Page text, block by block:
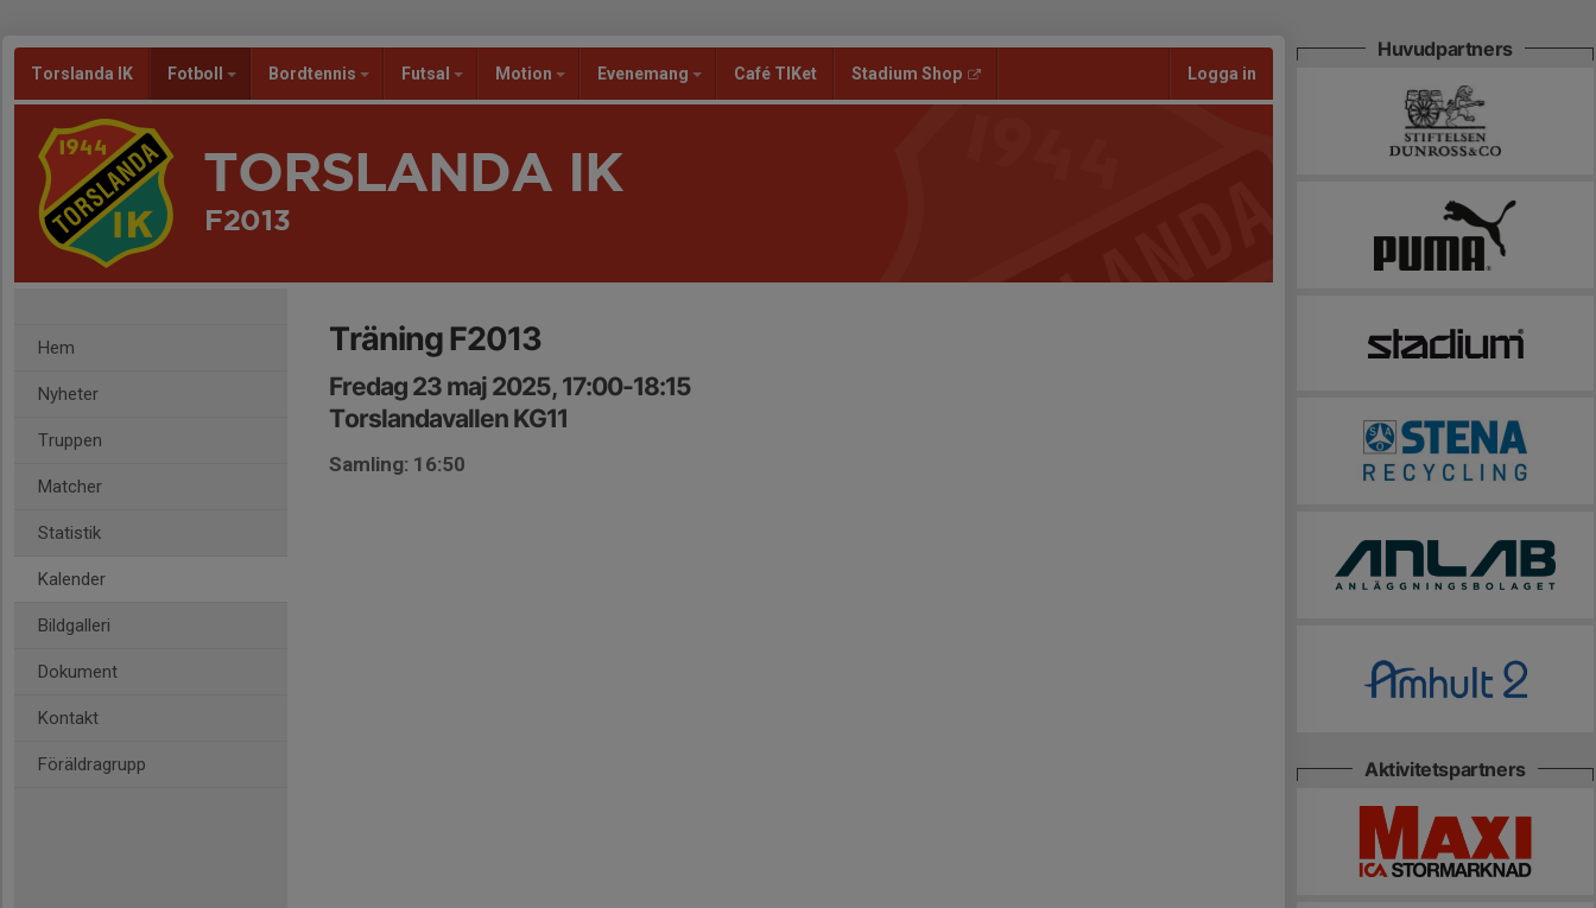
Torslanda IK Fotboll Bordtennis Futsal Motion Evenemang Café TIKet Stadium Shop Logga in
TORSLANDA IK
F2013
Hem
Nyheter
Truppen
Matcher
Statistik
Kalender
Bildgalleri
Dokument
Kontakt
Föräldragrupp
Träning F2013
Fredag 23 maj 2025, 17:00-18:15
Torslandavallen KG11
Samling: 16:50
Huvudpartners
Aktivitetspartners